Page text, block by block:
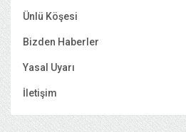
Ünlü Köşesi
Bizden Haberler
Yasal Uyarı
İletişim